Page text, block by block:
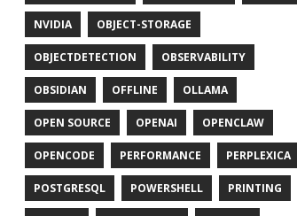
NVIDIA OBJECT-STORAGE
OBJECTDETECTION OBSERVABILITY
OBSIDIAN OFFLINE OLLAMA
OPEN SOURCE OPENAI OPENCLAW
OPENCODE PERFORMANCE PERPLEXICA
POSTGRESQL POWERSHELL PRINTING